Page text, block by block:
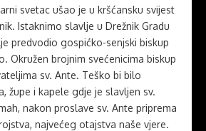
svetac ušao je u kršćansku svijest
Istaknimo slavlje u Drežnik Gradu
predvodio gospićko-senjski biskup
Okružen brojnim svećenicima biskup
sv. Ante. Teško bi bilo
župe i kapele gdje je slavljen sv.
nakon proslave sv. Ante priprema
najvećeg otajstva naše vjere.